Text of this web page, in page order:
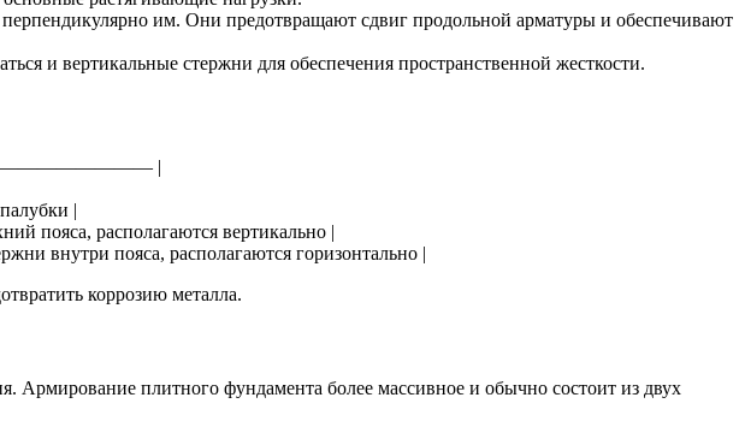
им. Они предотвращают сдвиг продольной арматуры и обеспечивают
и вертикальные стержни для обеспечения пространственной жесткости.
|
|
пояса, располагаются вертикально |
внутри пояса, располагаются горизонтально |
коррозию металла.
плитного фундамента более массивное и обычно состоит из двух